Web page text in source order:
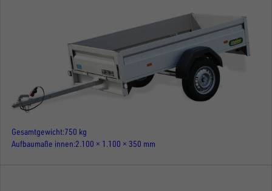
Gesamtgewicht 750 kg
Aufbaumaße innen 2.100 × 1.100 × 350 mm